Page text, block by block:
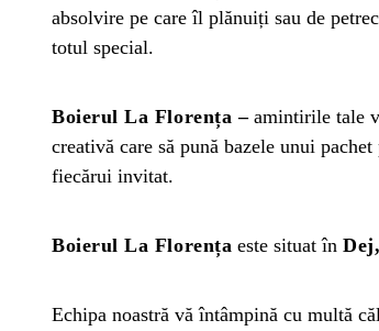
absolvire pe care îl plănuiți sau de
totul special.
Boierul La Florența –amintirile tale
creativă care să pună bazele unui
fiecărui invitat.
Boierul La Florența este situat în
Echipa noastră vă întâmpină cu multă